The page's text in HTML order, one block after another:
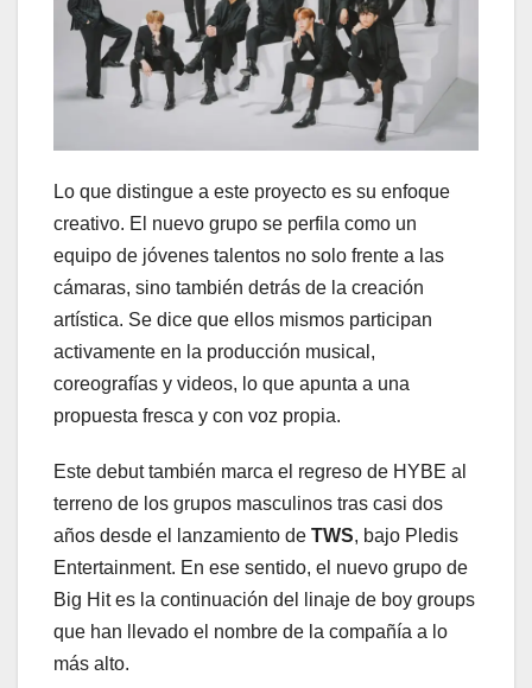
Lo que distingue a este proyecto es su enfoque
creativo. El nuevo grupo se perfila como un
equipo de jóvenes talentos no solo frente a las
cámaras, sino también detrás de la creación
artística. Se dice que ellos mismos participan
activamente en la producción musical,
coreografías y videos, lo que apunta a una
propuesta fresca y con voz propia.
Este debut también marca el regreso de HYBE al
terreno de los grupos masculinos tras casi dos
años desde el lanzamiento de TWS, bajo Pledis
Entertainment. En ese sentido, el nuevo grupo de
Big Hit es la continuación del linaje de boy groups
que han llevado el nombre de la compañía a lo
más alto.